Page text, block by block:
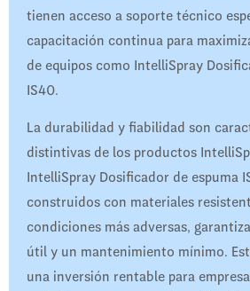
tienen acceso a soporte técnico
capacitación continua para
de equipos como IntelliSpray
IS40.
La durabilidad y fiabilidad son
distintivas de los productos
IntelliSpray Dosificador de espuma
construidos con materiales
condiciones más adversas,
útil y un mantenimiento mínimo.
una inversión rentable para